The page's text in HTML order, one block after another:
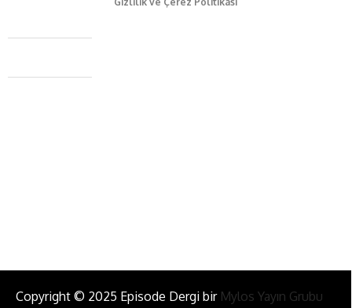
Caferağa Mah. Dr. Şakir Paşa Sok. No3/A Kadıköy İstanbul
+90 543 345 46 00
Copyright © 2025 Episode Dergi bir Mylos Yayın Grubu